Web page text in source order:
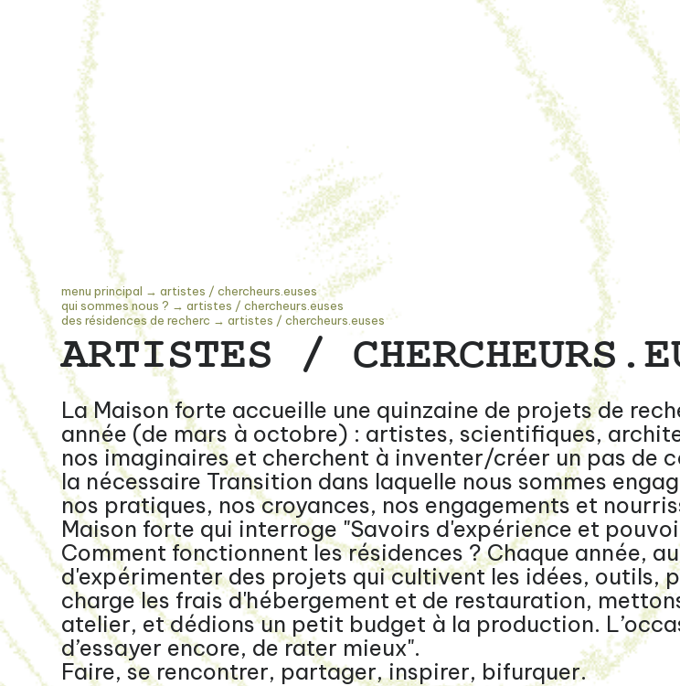
menu principal →artistes / chercheurs.euses
qui sommes nous ? →artistes / chercheurs.euses
des résidences de recherc →artistes / chercheurs.euses
ARTISTES /
La Maison forte accueille une quinzaine de projets de
année (de mars à octobre) : artistes, scientifiques,
nos imaginaires et cherchent à inventer/créer un pas de
la nécessaire Transition dans laquelle nous sommes
nos pratiques, nos croyances, nos engagements et
Maison forte qui interroge "Savoirs d'expérience et
Comment fonctionnent les résidences ? Chaque année,
d'expérimenter des projets qui cultivent les idées, outils,
charge les frais d'hébergement et de restauration,
atelier, et dédions un petit budget à la production.
d’essayer encore, de rater mieux".
Faire, se rencontrer, partager, inspirer, bifurquer.